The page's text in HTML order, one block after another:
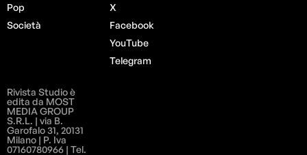
Pop
Società
X
Facebook
YouTube
Telegram
Rivista Studio è
edita da MOST
MEDIA GROUP
S.R.L. | via B.
Garofalo 31, 20131
Milano | P. Iva
07160780966 | Tel.